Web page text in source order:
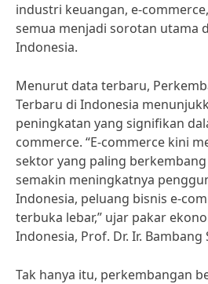
industri keuangan, e-
semua menjadi sorotan utama
Indonesia.
Menurut data terbaru,
Terbaru di Indonesia
peningkatan yang signifikan
commerce. “E-commerce kini
sektor yang paling
semakin meningkatnya
Indonesia, peluang bisnis e-
terbuka lebar,” ujar pakar
Indonesia, Prof. Dr. Ir. Bambang
Tak hanya itu, perkembangan